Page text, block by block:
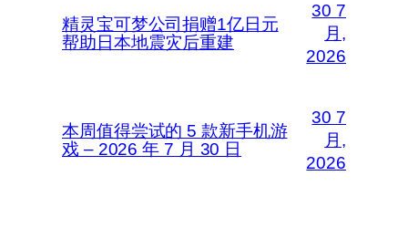
精灵宝可梦公司捐赠1亿日元
帮助日本地震灾后重建
30 7
月,
2026
本周值得尝试的 5 款新手机游
戏 – 2026 年 7 月 30 日
30 7
月,
2026